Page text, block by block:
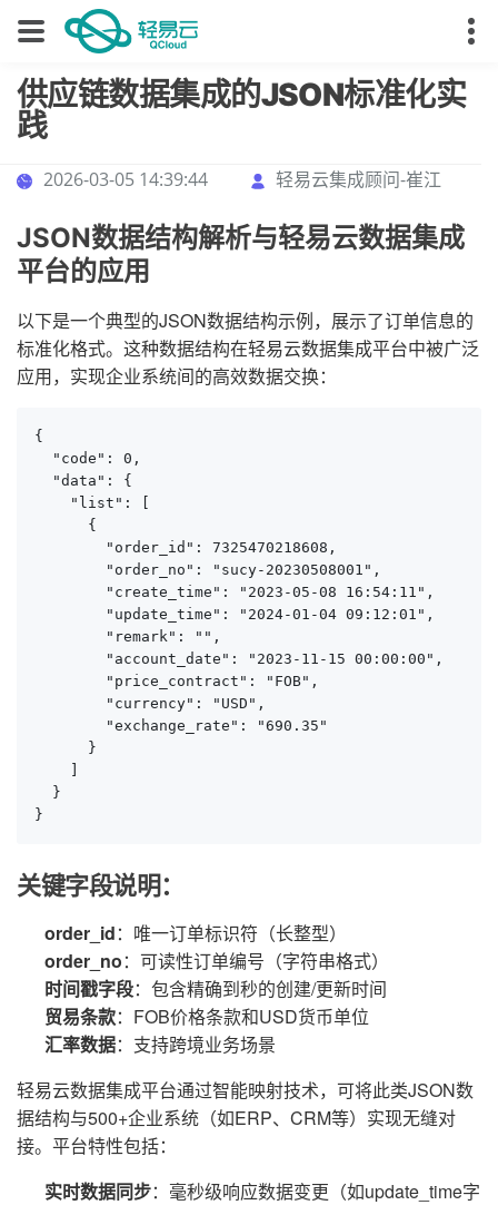
供应链数据集成的JSON标准化实
践
2026-03-05 14:39:44 轻易云集成顾问-崔江
JSON数据结构解析与轻易云数据集成
平台的应用
以下是一个典型的JSON数据结构示例，展示了订单信息的
标准化格式。这种数据结构在轻易云数据集成平台中被广泛
应用，实现企业系统间的高效数据交换：
{
  "code": 0,
  "data": {
    "list": [
      {
        "order_id": 7325470218608,
        "order_no": "sucy-20230508001",
        "create_time": "2023-05-08 16:54:11",
        "update_time": "2024-01-04 09:12:01",
        "remark": "",
        "account_date": "2023-11-15 00:00:00",
        "price_contract": "FOB",
        "currency": "USD",
        "exchange_rate": "690.35"
      }
  }
}
关键字段说明：
order_id：唯一订单标识符（长整型）
order_no：可读性订单编号（字符串格式）
时间戳字段：包含精确到秒的创建/更新时间
贸易条款：FOB价格条款和USD货币单位
汇率数据：支持跨境业务场景
轻易云数据集成平台通过智能映射技术，可将此类JSON数
据结构与500+企业系统（如ERP、CRM等）实现无缝对
接。平台特性包括：
实时数据同步：毫秒级响应数据变更（如update_time字